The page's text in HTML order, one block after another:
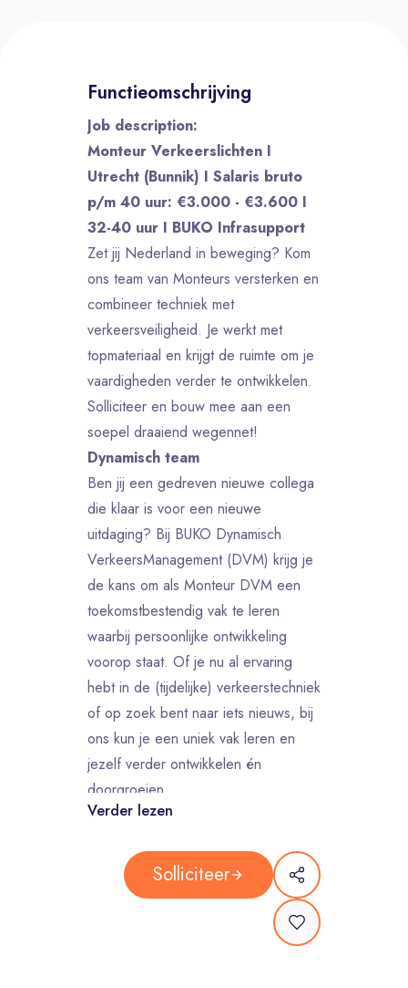
Functieomschrijving
Job description:
Monteur Verkeerslichten I
Utrecht (Bunnik) I Salaris bruto
p/m 40 uur: €3.000 - €3.600 I
32-40 uur I BUKO Infrasupport
Zet jij Nederland in beweging? Kom
ons team van Monteurs versterken en
combineer techniek met
verkeersveiligheid. Je werkt met
topmateriaal en krijgt de ruimte om je
vaardigheden verder te ontwikkelen.
Solliciteer en bouw mee aan een
soepel draaiend wegennet!
Dynamisch team
Ben jij een gedreven nieuwe collega
die klaar is voor een nieuwe
uitdaging? Bij BUKO Dynamisch
VerkeersManagement (DVM) krijg je
de kans om als Monteur DVM een
toekomstbestendig vak te leren
waarbij persoonlijke ontwikkeling
voorop staat. Of je nu al ervaring
hebt in de (tijdelijke) verkeerstechniek
of op zoek bent naar iets nieuws, bij
ons kun je een uniek vak leren en
jezelf verder ontwikkelen én
doorgroeien.
Als Monteur DVM installaties word je
kruispunten worden afgezet en
omgeleid. Daarom werk je samen met
collega's uit verschillende teams. Je
bent mede verantwoordelijk voor de
Verder lezen
Solliciteer